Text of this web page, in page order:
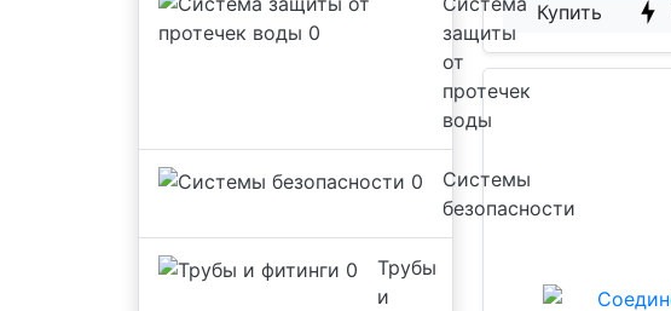
защиты
от
протечек
воды
Системы
безопасности
Трубы
и
Купить